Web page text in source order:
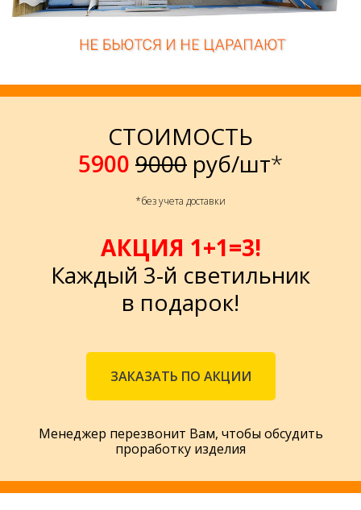
СТОИМОСТЬ
5900 9000 руб/шт*
*без учета доставки
АКЦИЯ 1+1=3!
Каждый 3-й светильник
в подарок!
ЗАКАЗАТЬ ПО АКЦИИ
Менеджер перезвонит Вам, чтобы обсудить
проработку изделия